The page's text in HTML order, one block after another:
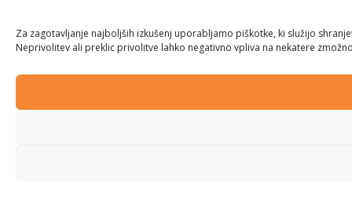
Za zagotavljanje najboljših izkušenj uporabljamo piškotke, ki služijo
Neprivolitev ali preklic privolitve lahko negativno vpliva na nekatere